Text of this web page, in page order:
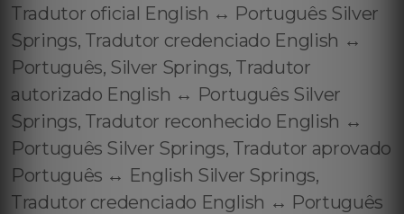
Tradutor oficial English ↔️ Português Silver
Springs, Tradutor credenciado English ↔️
Português, Silver Springs, Tradutor
autorizado English ↔️ Português Silver
Springs, Tradutor reconhecido English ↔️
Português Silver Springs, Tradutor aprovado
Português ↔️ English Silver Springs,
Tradutor credenciado English ↔️ Português